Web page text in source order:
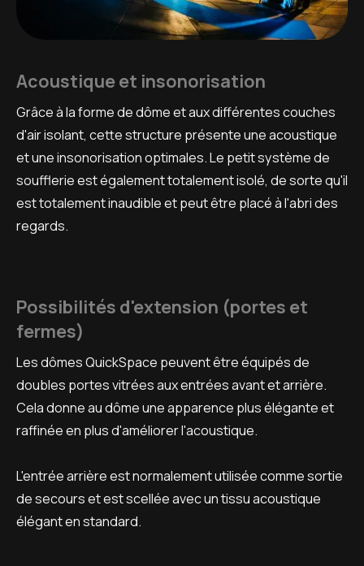
Acoustique et insonorisation
Grâce à la forme de dôme et aux différentes couches
d'air isolant, cette structure présente une acoustique
et une insonorisation optimales. Le petit système de
soufflerie est également totalement isolé, de sorte qu'il
est totalement inaudible et peut être placé à l'abri des
regards.
Possibilités d'extension (portes et
fermes)
Les dômes QuickSpace peuvent être équipés de
doubles portes vitrées aux entrées avant et arrière.
Cela donne au dôme une apparence plus élégante et
raffinée en plus d'améliorer l'acoustique.
L'entrée arrière est normalement utilisée comme sortie
de secours et est scellée avec un tissu acoustique
élégant en standard.